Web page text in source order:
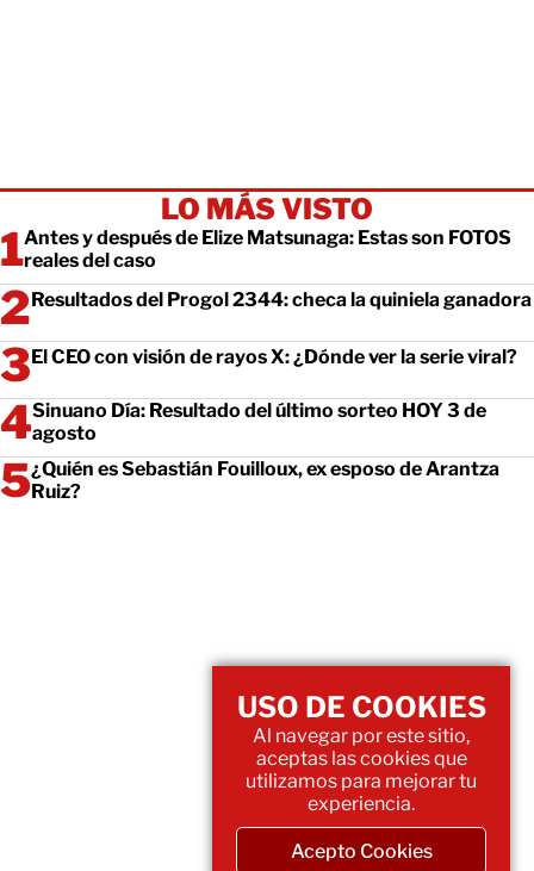
LO MÁS VISTO
Antes y después de Elize Matsunaga: Estas son FOTOS
reales del caso
Resultados del Progol 2344: checa la quiniela ganadora
El CEO con visión de rayos X: ¿Dónde ver la serie viral?
Sinuano Día: Resultado del último sorteo HOY 3 de
agosto
¿Quién es Sebastián Fouilloux, ex esposo de Arantza
Ruiz?
USO DE COOKIES
Al navegar por este sitio,
aceptas las cookies que
utilizamos para mejorar tu
experiencia.
Acepto Cookies